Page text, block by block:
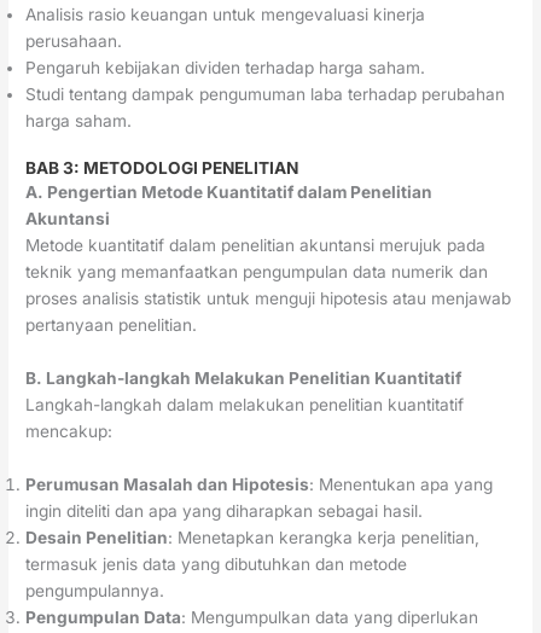
Analisis rasio keuangan untuk mengevaluasi kinerja
perusahaan.
Pengaruh kebijakan dividen terhadap harga saham.
Studi tentang dampak pengumuman laba terhadap perubahan
harga saham.
BAB 3: METODOLOGI PENELITIAN
A. Pengertian Metode Kuantitatif dalam Penelitian
Akuntansi
Metode kuantitatif dalam penelitian akuntansi merujuk pada
teknik yang memanfaatkan pengumpulan data numerik dan
proses analisis statistik untuk menguji hipotesis atau menjawab
pertanyaan penelitian.
B. Langkah-langkah Melakukan Penelitian Kuantitatif
Langkah-langkah dalam melakukan penelitian kuantitatif
mencakup:
Perumusan Masalah dan Hipotesis: Menentukan apa yang
ingin diteliti dan apa yang diharapkan sebagai hasil.
Desain Penelitian: Menetapkan kerangka kerja penelitian,
termasuk jenis data yang dibutuhkan dan metode
pengumpulannya.
Pengumpulan Data: Mengumpulkan data yang diperlukan